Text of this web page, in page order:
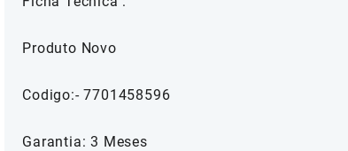
Produto Novo
Codigo:- 7701458596
Garantia: 3 Meses